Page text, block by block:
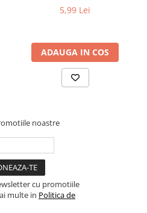
fata de fata elementului
cu tensiune constantă
blocuri de conectare
6500K • IP68
5,99 Lei
ADAUGA IN COS
noastre
cu promotiile
multe in Politica de